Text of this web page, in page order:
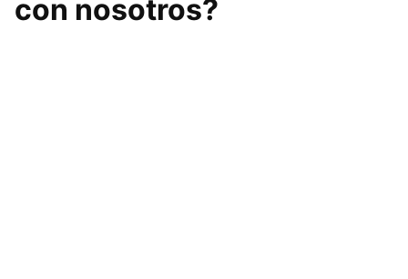
con nosotros?